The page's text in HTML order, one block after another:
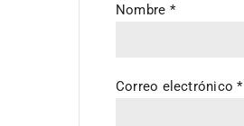
Nombre *
Correo electrónico*